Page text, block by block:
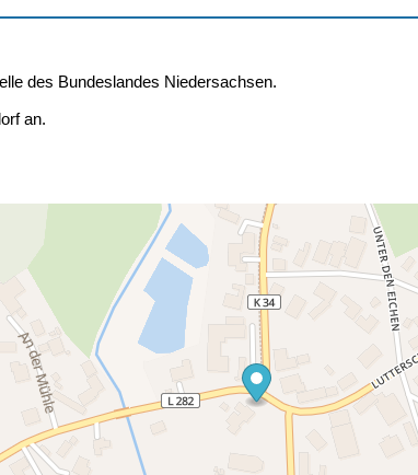
des Bundeslandes Niedersachsen.
an.